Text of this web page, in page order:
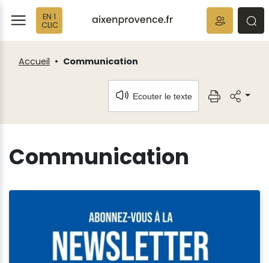
EN 1
CLIC
Accueil Communication
Ecouter le texte
Communication
Fenêtre
de
chat
Panneau de gestion des cookies